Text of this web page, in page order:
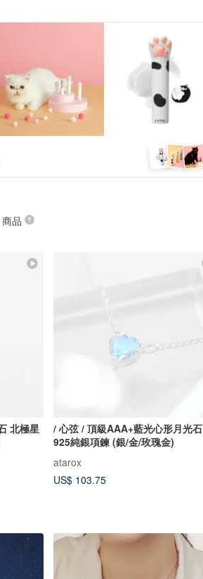
商品
北極星
/ 心弦 / 頂級AAA+藍光心形月光石
925純銀項鍊 (銀/金/玫瑰金)
atarox
US$ 103.75